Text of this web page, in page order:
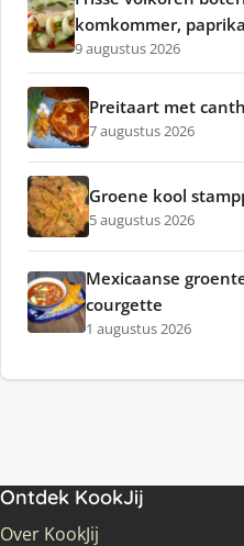
komkommer,
9 augustus 2026
Preitaart met
7 augustus 2026
Groene kool
5 augustus 2026
Mexicaanse
courgette
1 augustus 2026
Ontdek KookJij
Over KookJij